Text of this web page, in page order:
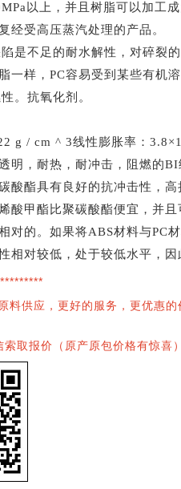
以上，并且树脂可以加工
经受高压蒸汽处理的产品。
是不足的耐水解性，对碎裂
一样，PC容易受到某些有机溶
。抗氧化剂。
g / cm ^ 3线性膨胀率：
明，耐热，耐冲击，阻燃的
酸酯具有良好的抗冲击性，
酸甲酯比聚碳酸酯便宜，并
对的。如果将ABS材料与PC
相对较低，处于较低水平，
料供应，更好的服务，更优惠
取报价（原产原包价格有惊喜）